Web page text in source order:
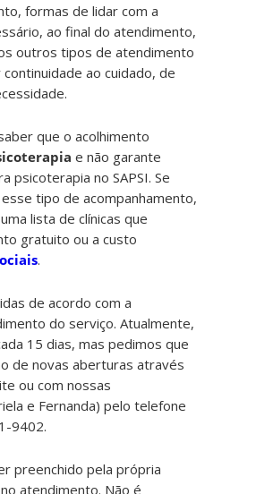
formas de lidar com a
ao final do atendimento,
outros tipos de atendimento
ao cuidado, de
que o acolhimento
e não garante
psicoterapia no SAPSI. Se
tipo de acompanhamento,
lista de clínicas que
gratuito ou a custo
.
de acordo com a
do serviço. Atualmente,
15 dias, mas pedimos que
de novas aberturas através
ou com nossas
e Fernanda) pelo telefone
9402.
preenchido pela própria
atendimento. Não é